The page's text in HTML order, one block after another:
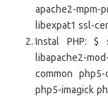
apache2-
libexpat1 ssl-
Instal PHP: $
libapache2-
common
php5-imagick